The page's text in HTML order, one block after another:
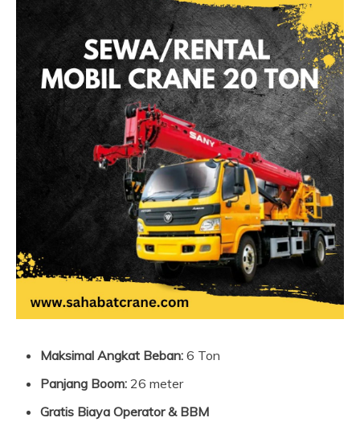
Maksimal Angkat Beban: 6 Ton
Panjang Boom: 26 meter
Gratis Biaya Operator & BBM